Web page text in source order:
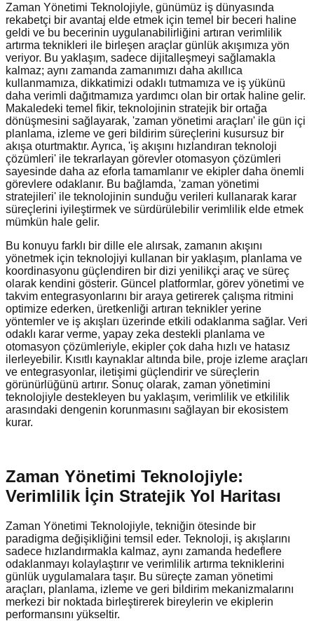
Zaman Yönetimi Teknolojiyle, günümüz iş dünyasında
rekabetçi bir avantaj elde etmek için temel bir beceri haline
geldi ve bu becerinin uygulanabilirliğini artıran verimlilik
artırma teknikleri ile birleşen araçlar günlük akışımıza yön
veriyor. Bu yaklaşım, sadece dijitalleşmeyi sağlamakla
kalmaz; aynı zamanda zamanımızı daha akıllıca
kullanmamıza, dikkatimizi odaklı tutmamıza ve iş yükünü
daha verimli dağıtmamıza yardımcı olan bir ortak haline gelir.
Makaledeki temel fikir, teknolojinin stratejik bir ortağa
dönüşmesini sağlayarak, 'zaman yönetimi araçları' ile gün içi
planlama, izleme ve geri bildirim süreçlerini kusursuz bir
akışa oturtmaktır. Ayrıca, 'iş akışını hızlandıran teknoloji
çözümleri' ile tekrarlayan görevler otomasyon çözümleri
sayesinde daha az eforla tamamlanır ve ekipler daha önemli
görevlere odaklanır. Bu bağlamda, 'zaman yönetimi
stratejileri' ile teknolojinin sunduğu verileri kullanarak karar
süreçlerini iyileştirmek ve sürdürülebilir verimlilik elde etmek
mümkün hale gelir.
Bu konuyu farklı bir dille ele alırsak, zamanın akışını
yönetmek için teknolojiyi kullanan bir yaklaşım, planlama ve
koordinasyonu güçlendiren bir dizi yenilikçi araç ve süreç
olarak kendini gösterir. Güncel platformlar, görev yönetimi ve
takvim entegrasyonlarını bir araya getirerek çalışma ritmini
optimize ederken, üretkenliği artıran teknikler yerine
yöntemler ve iş akışları üzerinde etkili odaklanma sağlar. Veri
odaklı karar verme, yapay zeka destekli planlama ve
otomasyon çözümleriyle, ekipler çok daha hızlı ve hatasız
ilerleyebilir. Kısıtlı kaynaklar altında bile, proje izleme araçları
ve entegrasyonlar, iletişimi güçlendirir ve süreçlerin
görünürlüğünü artırır. Sonuç olarak, zaman yönetimini
teknolojiyle destekleyen bu yaklaşım, verimlilik ve etkililik
arasındaki dengenin korunmasını sağlayan bir ekosistem
kurar.
Zaman Yönetimi Teknolojiyle:
Verimlilik İçin Stratejik Yol Haritası
Zaman Yönetimi Teknolojiyle, tekniğin ötesinde bir
paradigma değişikliğini temsil eder. Teknoloji, iş akışlarını
sadece hızlandırmakla kalmaz, aynı zamanda hedeflere
odaklanmayı kolaylaştırır ve verimlilik artırma tekniklerini
günlük uygulamalara taşır. Bu süreçte zaman yönetimi
araçları, planlama, izleme ve geri bildirim mekanizmalarını
merkezi bir noktada birleştirerek bireylerin ve ekiplerin
performansını yükseltir.